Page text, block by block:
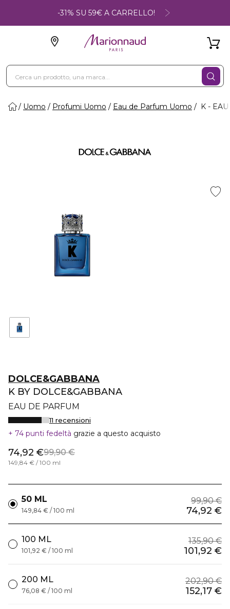
-31% SU 59€ A CARRELLO!
Uomo Profumi Uomo Eau de Parfum Uomo K -
DOLCE&GABBANA
K BY DOLCE&GABBANA
EAU DE PARFUM
11 recensioni
74 punti fedeltà grazie a questo acquisto
74,92 €99,90 €
149,84 € / 100 ml
50 ML 99,90 €
74,92 €
149,84 € / 100 ml
100 ML 135,90 €
101,92 €
101,92 € / 100 ml
200 ML 202,90 €
152,17 €
76,08 € / 100 ml